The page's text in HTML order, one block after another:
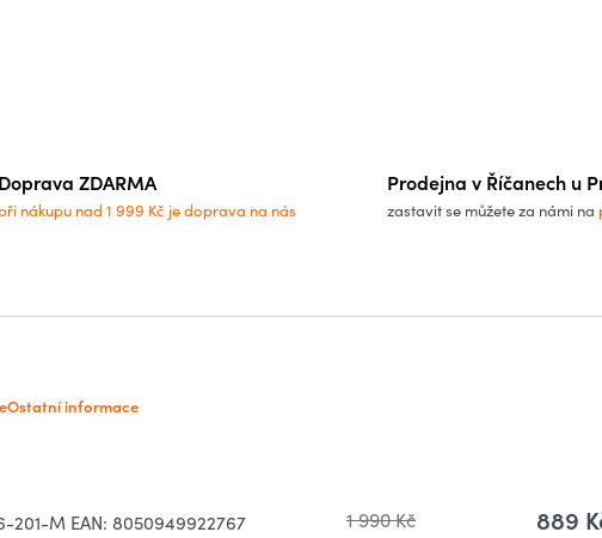
Doprava ZDARMA
při nákupu nad 1 999 Kč je doprava na nás
Prodejna v Říčanech u
zastavit se můžete za námi na
Ostatní informace
201-M EAN: 8050949922767
1 990 Kč 889